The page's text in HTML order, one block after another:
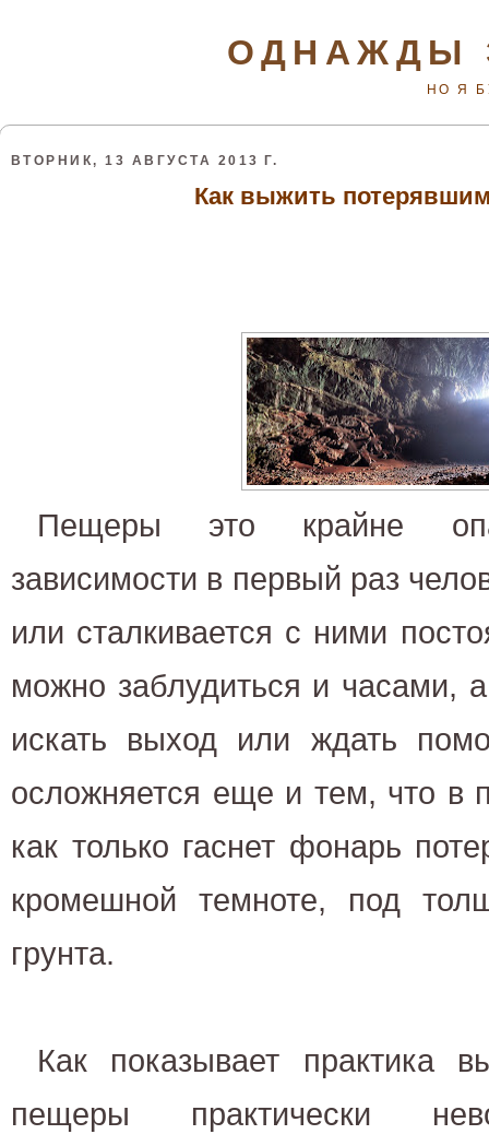
ОДНАЖДЫ
НО Я
ВТОРНИК, 13 АВГУСТА 2013 Г.
Как выжить
Пещеры это крайне
зависимости в первый раз
или сталкивается с ними
можно заблудиться и часами,
искать выход или ждать
осложняется еще и тем, что в
как только гаснет фонарь
кромешной темноте, под
грунта.
Как показывает практика
пещеры практически